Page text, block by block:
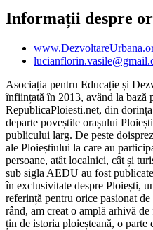
Informații despre
Asociația pentru Educație și
înființată în 2013, având la bază
RepublicaPloiesti.net, din
departe poveștile orașului
publicului larg. De peste
ale Ploieștiului la care au
persoane, atât localnici, cât și
sub sigla AEDU au fost
în exclusivitate despre Ploiești,
referință pentru orice pasionat
rând, am creat o amplă arhivă
țin de istoria ploieșteană, o